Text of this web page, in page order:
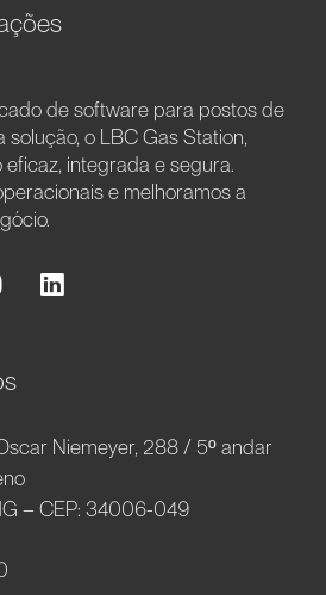
de software para postos de
o LBC Gas Station,
integrada e segura.
e melhoramos a
Niemeyer, 288 / 5º andar
– CEP: 34006-049